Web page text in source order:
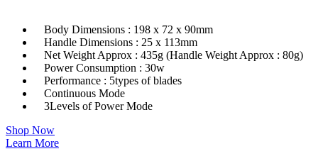
Body Dimensions : 198 x 72 x 90mm
Handle Dimensions : 25 x 113mm
Net Weight Approx : 435g (Handle Weight Approx : 80g)
Power Consumption : 30w
Performance : 5types of blades
Continuous Mode
3Levels of Power Mode​
Shop Now
Learn More